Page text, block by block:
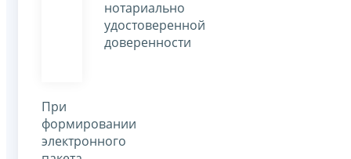
нотариально
удостоверенной
доверенности
При
формировании
электронного